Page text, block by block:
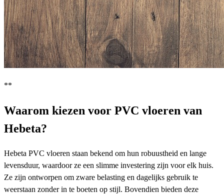
**
Waarom kiezen voor PVC vloeren van
Hebeta?
Hebeta PVC vloeren staan bekend om hun robuustheid en lange
levensduur, waardoor ze een slimme investering zijn voor elk huis.
Ze zijn ontworpen om zware belasting en dagelijks gebruik te
weerstaan zonder in te boeten op stijl. Bovendien bieden deze